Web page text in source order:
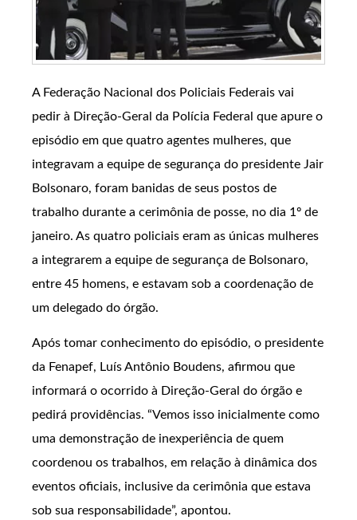
A Federação Nacional dos Policiais Federais vai
pedir à Direção-Geral da Polícia Federal que apure o
episódio em que quatro agentes mulheres, que
integravam a equipe de segurança do presidente Jair
Bolsonaro, foram banidas de seus postos de
trabalho durante a cerimônia de posse, no dia 1º de
janeiro. As quatro policiais eram as únicas mulheres
a integrarem a equipe de segurança de Bolsonaro,
entre 45 homens, e estavam sob a coordenação de
um delegado do órgão.
Após tomar conhecimento do episódio, o presidente
da Fenapef, Luís Antônio Boudens, afirmou que
informará o ocorrido à Direção-Geral do órgão e
pedirá providências. “Vemos isso inicialmente como
uma demonstração de inexperiência de quem
coordenou os trabalhos, em relação à dinâmica dos
eventos oficiais, inclusive da cerimônia que estava
sob sua responsabilidade”, apontou.